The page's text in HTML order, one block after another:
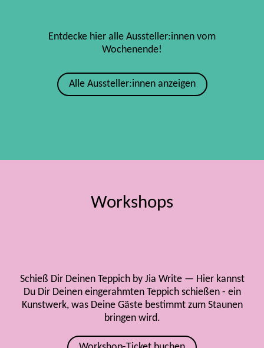
Entdecke hier alle Aussteller:innen vom
Wochenende!
Alle Aussteller:innen anzeigen
Workshops
Schieß Dir Deinen Teppich by Jia Write — Hier kannst
Du Dir Deinen eingerahmten Teppich schießen - ein
Kunstwerk, was Deine Gäste bestimmt zum Staunen
bringen wird.